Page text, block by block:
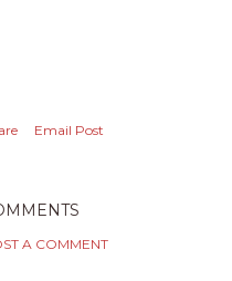
Email Post
A COMMENT